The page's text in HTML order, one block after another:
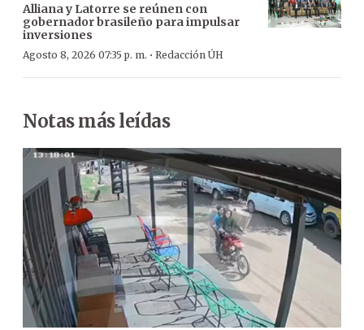
Alliana y Latorre se reúnen con
gobernador brasileño para impulsar
inversiones
Agosto 8, 2026 07:35 p. m. · Redacción ÚH
Notas más leídas